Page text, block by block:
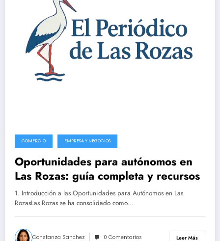
COMERCIO EMPRESA Y NEGOCIOS
Oportunidades para autónomos en
Las Rozas: guía completa y recursos
1. Introducción a las Oportunidades para Autónomos en Las
RozasLas Rozas se ha consolidado como…
Constanza Sanchez 0 Comentarios Leer Más